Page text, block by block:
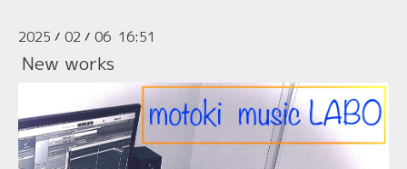
2025 / 02 / 06 16:51
New works